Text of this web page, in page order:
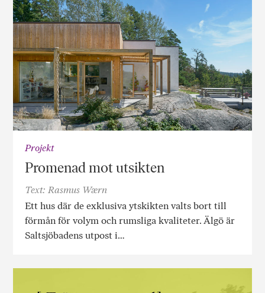
Projekt
Promenad mot utsikten
Text: Rasmus Wærn
Ett hus där de exklusiva ytskikten valts bort till
förmån för volym och rumsliga kvaliteter. Älgö är
Saltsjöbadens utpost i…